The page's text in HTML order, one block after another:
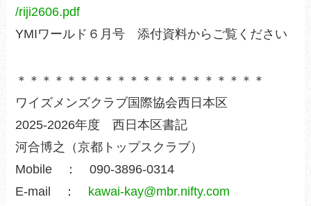
/riji2606.pdf
YMIワールド６月号 添付資料からご覧ください
＊＊＊＊＊＊＊＊＊＊＊＊＊＊＊＊＊＊＊＊
ワイズメンズクラブ国際協会西日本区
2025-2026年度 西日本区書記
河合博之（京都トップスクラブ）
Mobile ： 090-3896-0314
E-mail ： kawai-kay@mbr.nifty.com